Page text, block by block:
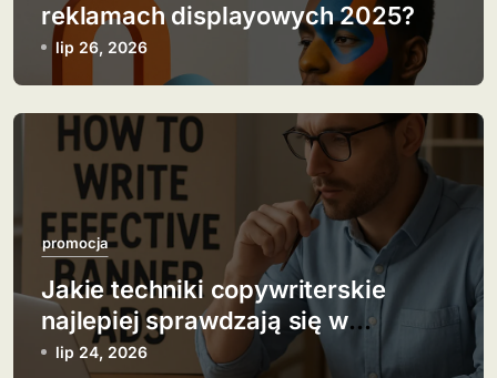
reklamach displayowych 2025?
lip 26, 2026
promocja
Jakie techniki copywriterskie
najlepiej sprawdzają się w
banerach?
lip 24, 2026